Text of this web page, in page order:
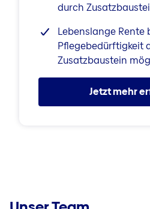
durch
Lebenslange Rente
Pflegebedürftigkeit
Zusatzbaustein
Jetzt mehr